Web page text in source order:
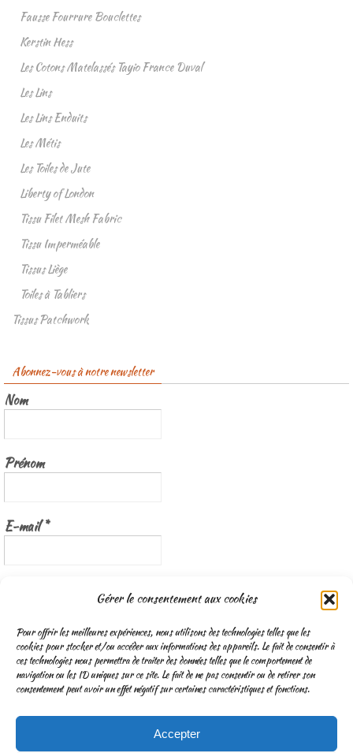
Gérer le consentement aux cookies
Pour offrir les meilleures expériences, nous utilisons des technologies telles que les
cookies pour stocker et/ou accéder aux informations des appareils. Le fait de consentir à
ces technologies nous permettra de traiter des données telles que le comportement de
navigation ou les ID uniques sur ce site. Le fait de ne pas consentir ou de retirer son
consentement peut avoir un effet négatif sur certaines caractéristiques et fonctions.
Accepter
Fausse Fourrure Bouclettes
Kerstin Hess
Les Cotons Matelassés Tayio France Duval
Les Lins
Les Lins Enduits
Les Métis
Les Toiles de Jute
Liberty of London
Tissu Filet Mesh Fabric
Tissu Imperméable
Tissus Liège
Toiles à Tabliers
Tissus Patchwork
Abonnez-vous à notre newsletter
Nom
Prénom
E-mail*
Nous gardons vos données privées et ne les partageons qu’avec les
tierces parties qui rendent ce service possible.Lisez notre politique de
confidentialité
CGV